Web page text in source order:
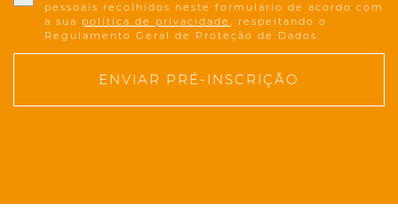
pessoais recolhidos neste formulário de acordo com
a sua política de privacidade , respeitando o
Regulamento Geral de Proteção de Dados.
ENVIAR PRÉ-INSCRIÇÃO